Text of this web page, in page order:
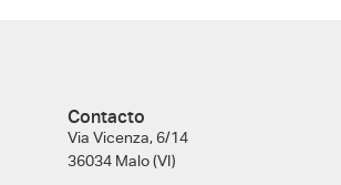
Contacto
Via Vicenza, 6/14
36034 Malo (VI)